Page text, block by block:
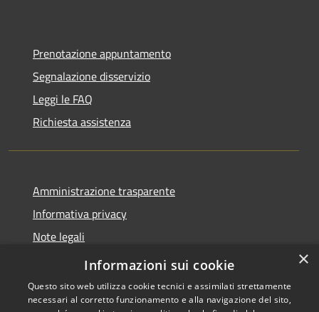
Prenotazione appuntamento
Segnalazione disservizio
Leggi le FAQ
Richiesta assistenza
Amministrazione trasparente
Informativa privacy
Note legali
Dichiarazione di accessibilità
×
Informazioni sui cookie
Questo sito web utilizza cookie tecnici e assimilati strettamente
necessari al corretto funzionamento e alla navigazione del sito,